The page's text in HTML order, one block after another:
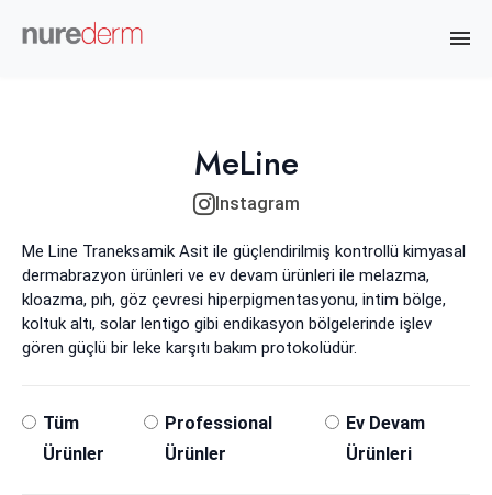
MeLine
Instagram
Me Line Traneksamik Asit ile güçlendirilmiş kontrollü kimyasal
dermabrazyon ürünleri ve ev devam ürünleri ile melazma,
kloazma, pıh, göz çevresi hiperpigmentasyonu, intim bölge,
koltuk altı, solar lentigo gibi endikasyon bölgelerinde işlev
gören güçlü bir leke karşıtı bakım protokolüdür.
Tüm
Ürünler
Professional
Ürünler
Ev Devam
Ürünleri